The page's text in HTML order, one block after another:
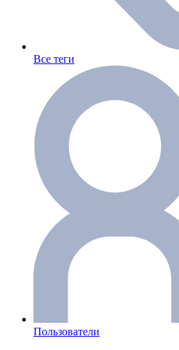
Все теги
Пользователи